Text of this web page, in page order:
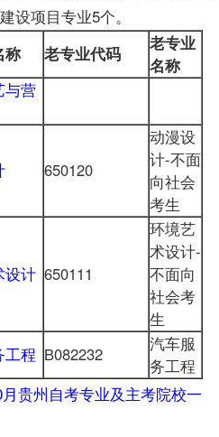
设项目专业5个。
称 老专业代码
老专业
名称
与营
650120
动漫设
计-不面
向社会
考生
设计 650111
环境艺
术设计-
不面向
社会考
生
工程 B082232
汽车服
务工程
贵州自考专业及主考院校一